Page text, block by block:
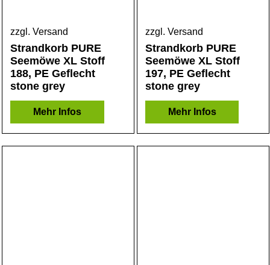
zzgl. Versand
Strandkorb PURE
Seemöwe XL Stoff
188, PE Geflecht
stone grey
Mehr Infos
zzgl. Versand
Strandkorb PURE
Seemöwe XL Stoff
197, PE Geflecht
stone grey
Mehr Infos